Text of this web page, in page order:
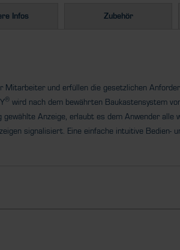
Infos Zubehör
Mitarbeiter und erfüllen die gesetzlichen
® wird nach dem bewährten Baukastensystem
gewählte Anzeige, erlaubt es dem Anwender alle
signalisiert. Eine einfache intuitive Bedien-